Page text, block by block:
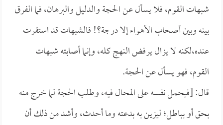
شبهات القوم، فلا يسأل عن الحجة والدليل والبرهان، فما الفرق
بينه وبين أصحاب الأهواء إلا درجة؟! فالشبهات قد استقرت
عنده،لكنه لا يزال يرفض النهج كله، وإنما أصابته شبهات
القوم، فهو يسأل عن الحجة.
قال: [فيحمل نفسه على المحال فيه، وطلب الحجة لما خرج منه
بحق أو بباطل؛ ليزين به بدعته وما أحدث، وأشد من ذلك أن